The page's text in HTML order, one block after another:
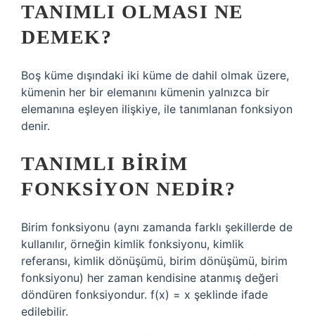
TANIMLI OLMASI NE
DEMEK?
Boş küme dışındaki iki küme de dahil olmak üzere,
kümenin her bir elemanını kümenin yalnızca bir
elemanına eşleyen ilişkiye, ile tanımlanan fonksiyon
denir.
TANIMLI BIRIM
FONKSIYON NEDIR?
Birim fonksiyonu (aynı zamanda farklı şekillerde de
kullanılır, örneğin kimlik fonksiyonu, kimlik
referansı, kimlik dönüşümü, birim dönüşümü, birim
fonksiyonu) her zaman kendisine atanmış değeri
döndüren fonksiyondur. f(x) = x şeklinde ifade
edilebilir.